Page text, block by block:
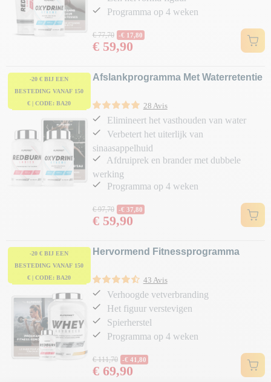
Programma op 4 weken
Normale prijs
€ 77,70 -€ 17,80
Prijs
€ 59,90
-20 € BIJ EEN
BESTEDING VANAF 150
€ | CODE: BA20
Afslankprogramma Met Waterretentie
28 Avis
Elimineert het vasthouden van water
Verbetert het uiterlijk van
sinaasappelhuid
Afdruiprek en brander met dubbele
werking
Programma op 4 weken
Normale prijs
€ 97,70 -€ 37,80
Prijs
€ 59,90
-20 € BIJ EEN
BESTEDING VANAF 150
€ | CODE: BA20
Hervormend Fitnessprogramma
43 Avis
Verhoogde vetverbranding
Het figuur verstevigen
Spierherstel
Programma op 4 weken
Normale prijs
€ 111,70 -€ 41,80
Prijs
€ 69,90